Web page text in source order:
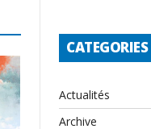
CATEGORIES
Actualités
Archive